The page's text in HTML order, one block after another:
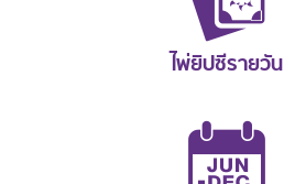
ไพ่ยิปซีรายวัน